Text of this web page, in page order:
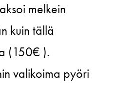
melkein
kuin tällä
(150€ ).
valikoima pyöri